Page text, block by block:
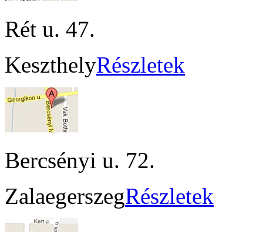
Rét u. 47.
KeszthelyRészletek
Bercsényi u. 72.
ZalaegerszegRészletek